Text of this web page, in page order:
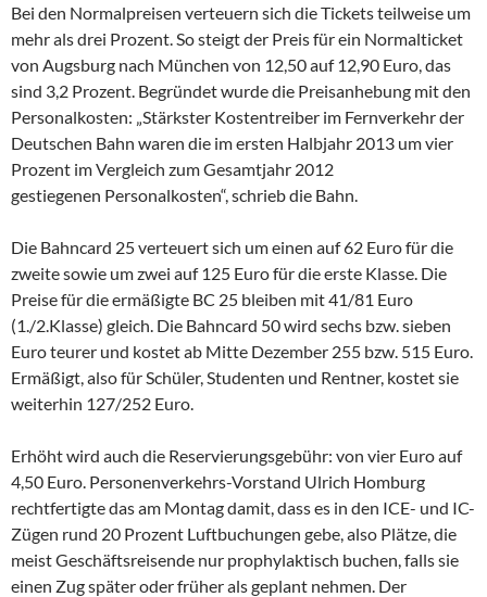
Bei den Normalpreisen verteuern sich die Tickets teilweise um
mehr als drei Prozent. So steigt der Preis für ein Normalticket
von Augsburg nach München von 12,50 auf 12,90 Euro, das
sind 3,2 Prozent. Begründet wurde die Preisanhebung mit den
Personalkosten: „Stärkster Kostentreiber im Fernverkehr der
Deutschen Bahn waren die im ersten Halbjahr 2013 um vier
Prozent im Vergleich zum Gesamtjahr 2012
gestiegenen Personalkosten“, schrieb die Bahn.
Die Bahncard 25 verteuert sich um einen auf 62 Euro für die
zweite sowie um zwei auf 125 Euro für die erste Klasse. Die
Preise für die ermäßigte BC 25 bleiben mit 41/81 Euro
(1./2.Klasse) gleich. Die Bahncard 50 wird sechs bzw. sieben
Euro teurer und kostet ab Mitte Dezember 255 bzw. 515 Euro.
Ermäßigt, also für Schüler, Studenten und Rentner, kostet sie
weiterhin 127/252 Euro.
Erhöht wird auch die Reservierungsgebühr: von vier Euro auf
4,50 Euro. Personenverkehrs-Vorstand Ulrich Homburg
rechtfertigte das am Montag damit, dass es in den ICE- und IC-
Zügen rund 20 Prozent Luftbuchungen gebe, also Plätze, die
meist Geschäftsreisende nur prophylaktisch buchen, falls sie
einen Zug später oder früher als geplant nehmen. Der